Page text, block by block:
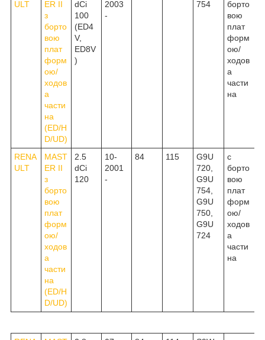
ULT
ER II
з
борто
вою
плат
форм
ою/
ходов
а
части
на
(ED/H
D/UD)
dCi
100
(ED4
V,
ED8V
)
2003
-
754
борто
вою
плат
форм
ою/
ходов
а
части
на
RENA
ULT
MAST
ER II
з
борто
вою
плат
форм
ою/
ходов
а
части
на
(ED/H
D/UD)
2.5
dCi
120
10-
2001
-
84 115
G9U
720,
G9U
754,
G9U
750,
G9U
724
c
борто
вою
плат
форм
ою/
ходов
а
части
на